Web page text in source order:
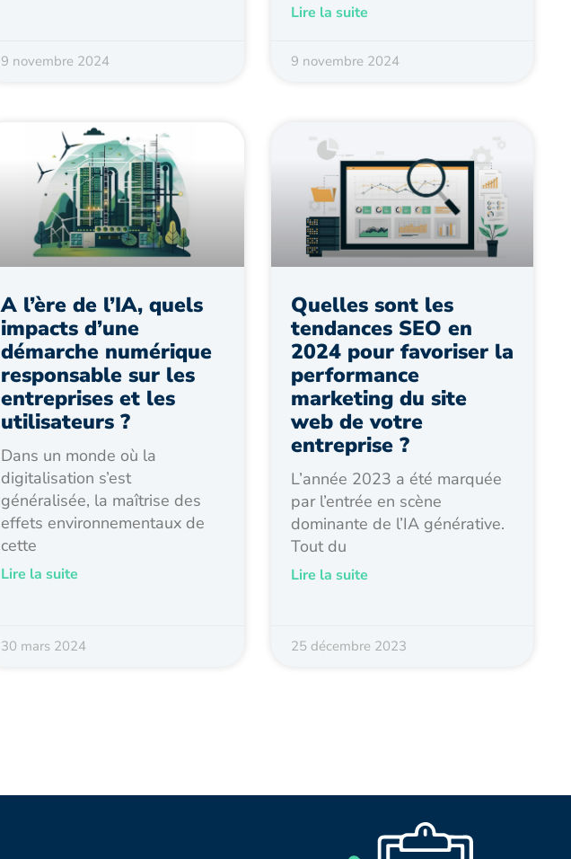
9 novembre 2024
Lire la suite
9 novembre 2024
A l’ère de l’IA, quels
impacts d’une
démarche numérique
responsable sur les
entreprises et les
utilisateurs ?
Dans un monde où la
digitalisation s’est
généralisée, la maîtrise des
effets environnementaux de
cette
Lire la suite
30 mars 2024
Quelles sont les
tendances SEO en
2024 pour favoriser la
performance
marketing du site
web de votre
entreprise ?
L’année 2023 a été marquée
par l’entrée en scène
dominante de l’IA générative.
Tout du
Lire la suite
25 décembre 2023